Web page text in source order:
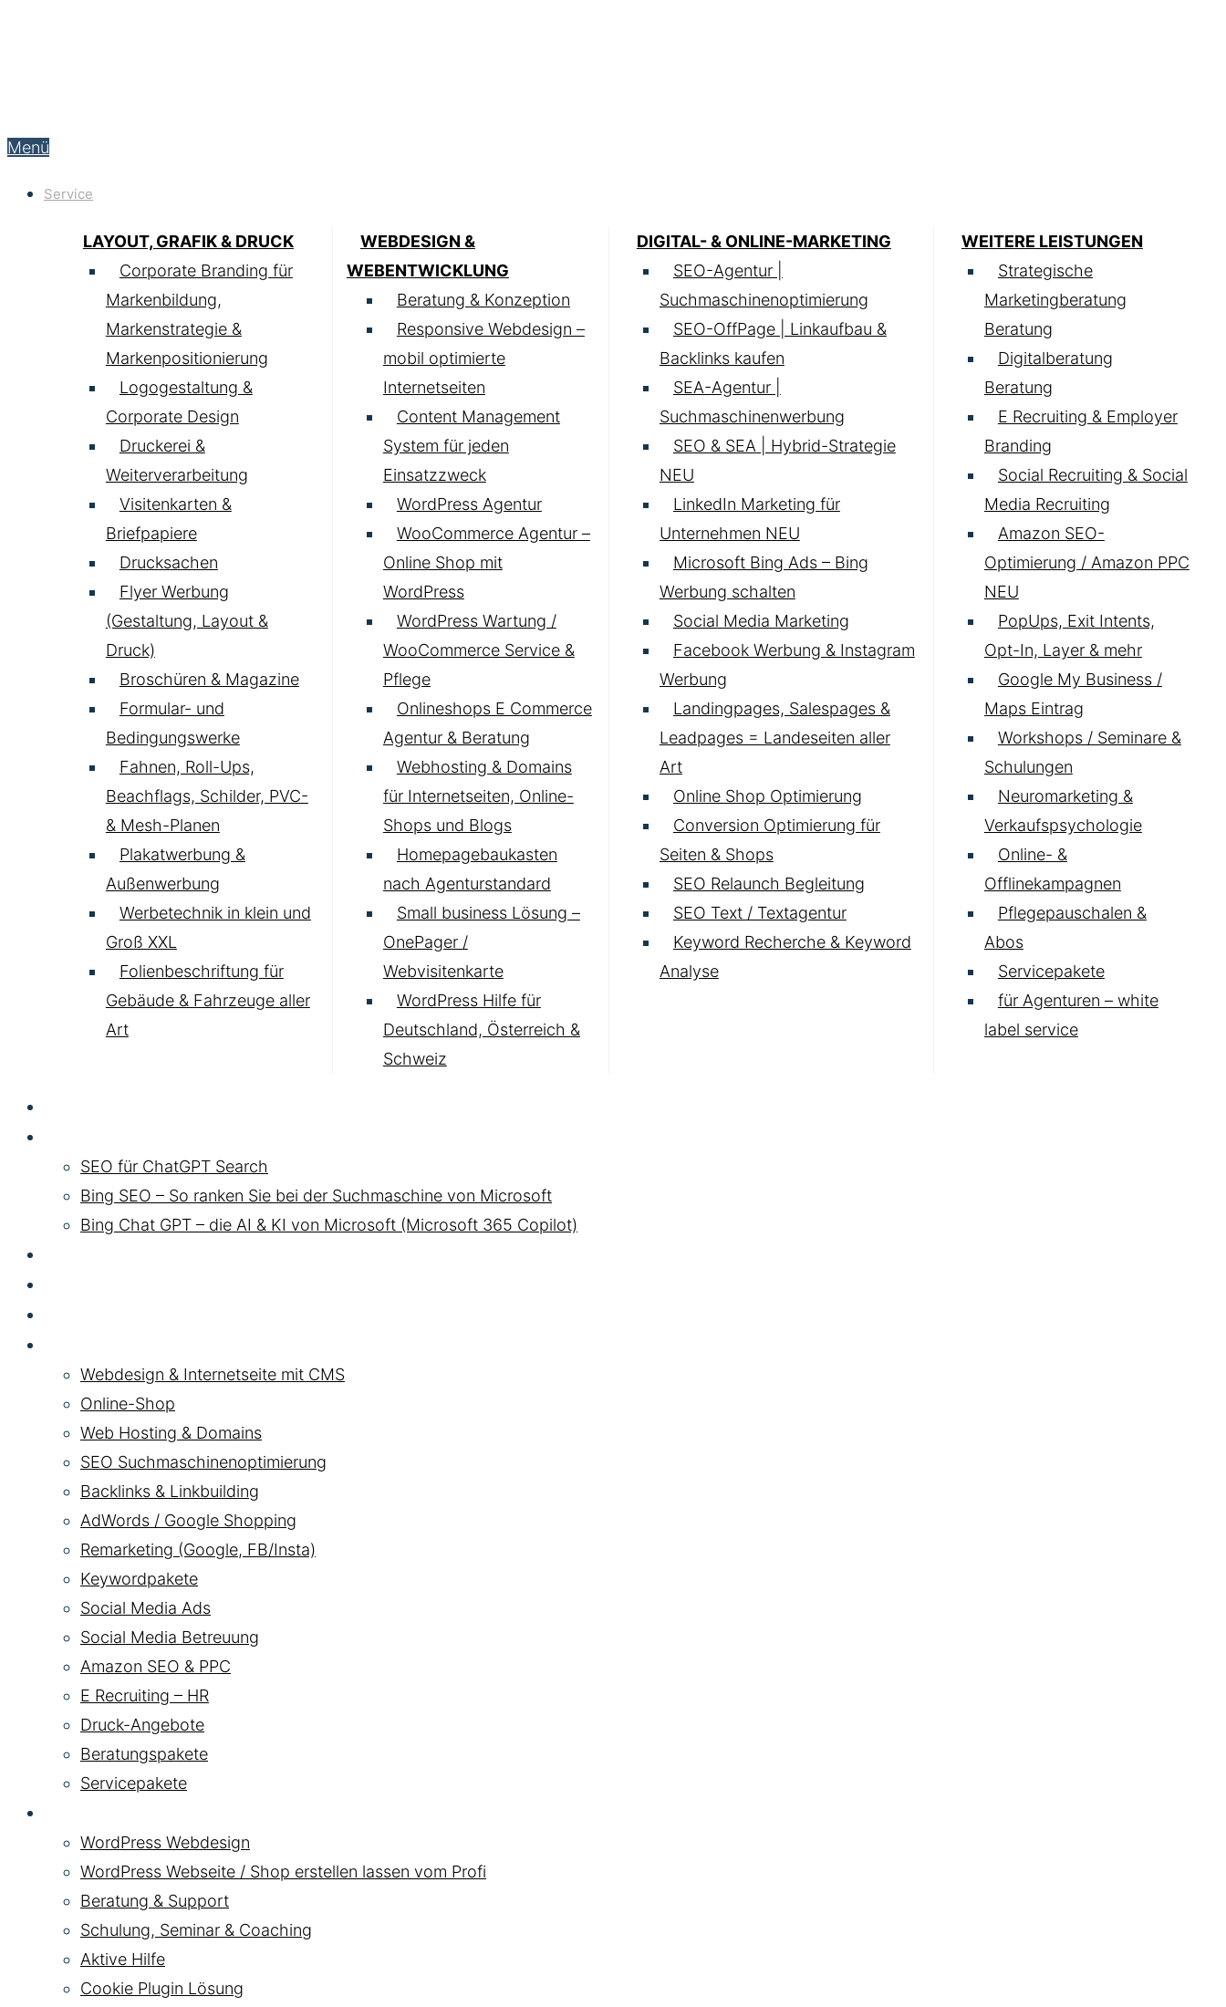
Menü
Service
LAYOUT, GRAFIK & DRUCK
Corporate Branding für
Markenbildung,
Markenstrategie &
Markenpositionierung
Logogestaltung &
Corporate Design
Druckerei &
Weiterverarbeitung
Visitenkarten &
Briefpapiere
Drucksachen
Flyer Werbung
(Gestaltung, Layout &
Druck)
Broschüren & Magazine
Formular- und
Bedingungswerke
Fahnen, Roll-Ups,
Beachflags, Schilder, PVC-
& Mesh-Planen
Plakatwerbung &
Außenwerbung
Werbetechnik in klein und
Groß XXL
Folienbeschriftung für
Gebäude & Fahrzeuge aller
Art
WEBDESIGN &
WEBENTWICKLUNG
Beratung & Konzeption
Responsive Webdesign –
mobil optimierte
Internetseiten
Content Management
System für jeden
Einsatzzweck
WordPress Agentur
WooCommerce Agentur –
Online Shop mit
WordPress
WordPress Wartung /
WooCommerce Service &
Pflege
Onlineshops E Commerce
Agentur & Beratung
Webhosting & Domains
für Internetseiten, Online-
Shops und Blogs
Homepagebaukasten
nach Agenturstandard
Small business Lösung –
OnePager /
Webvisitenkarte
WordPress Hilfe für
Deutschland, Österreich &
Schweiz
DIGITAL- & ONLINE-MARKETING
SEO-Agentur |
Suchmaschinenoptimierung
SEO-OffPage | Linkaufbau &
Backlinks kaufen
SEA-Agentur |
Suchmaschinenwerbung
SEO & SEA | Hybrid-Strategie
NEU
LinkedIn Marketing für
Unternehmen NEU
Microsoft Bing Ads – Bing
Werbung schalten
Social Media Marketing
Facebook Werbung & Instagram
Werbung
Landingpages, Salespages &
Leadpages = Landeseiten aller
Art
Online Shop Optimierung
Conversion Optimierung für
Seiten & Shops
SEO Relaunch Begleitung
SEO Text / Textagentur
Keyword Recherche & Keyword
Analyse
WEITERE LEISTUNGEN
Strategische
Marketingberatung
Beratung
Digitalberatung
Beratung
E Recruiting & Employer
Branding
Social Recruiting & Social
Media Recruiting
Amazon SEO-
Optimierung / Amazon PPC
NEU
PopUps, Exit Intents,
Opt-In, Layer & mehr
Google My Business /
Maps Eintrag
Workshops / Seminare &
Schulungen
Neuromarketing &
Verkaufspsychologie
Online- &
Offlinekampagnen
Pflegepauschalen &
Abos
Servicepakete
für Agenturen – white
label service
SEO für ChatGPT Search
Bing SEO – So ranken Sie bei der Suchmaschine von Microsoft
Bing Chat GPT – die AI & KI von Microsoft (Microsoft 365 Copilot)
Webdesign & Internetseite mit CMS
Online-Shop
Web Hosting & Domains
SEO Suchmaschinenoptimierung
Backlinks & Linkbuilding
AdWords / Google Shopping
Remarketing (Google, FB/Insta)
Keywordpakete
Social Media Ads
Social Media Betreuung
Amazon SEO & PPC
E Recruiting – HR
Druck-Angebote
Beratungspakete
Servicepakete
WordPress Webdesign
WordPress Webseite / Shop erstellen lassen vom Profi
Beratung & Support
Schulung, Seminar & Coaching
Aktive Hilfe
Cookie Plugin Lösung